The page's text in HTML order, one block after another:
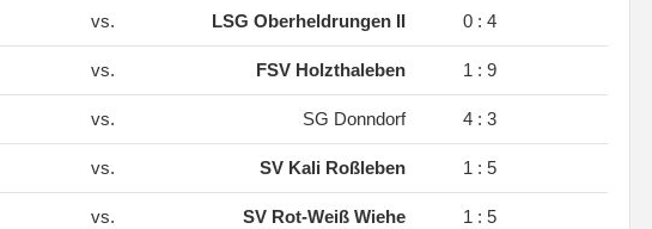
vs. LSG Oberheldrungen II 0 : 4
vs. FSV Holzthaleben 1 : 9
vs. SG Donndorf 4 : 3
vs. SV Kali Roßleben 1 : 5
vs. SV Rot-Weiß Wiehe 1 : 5